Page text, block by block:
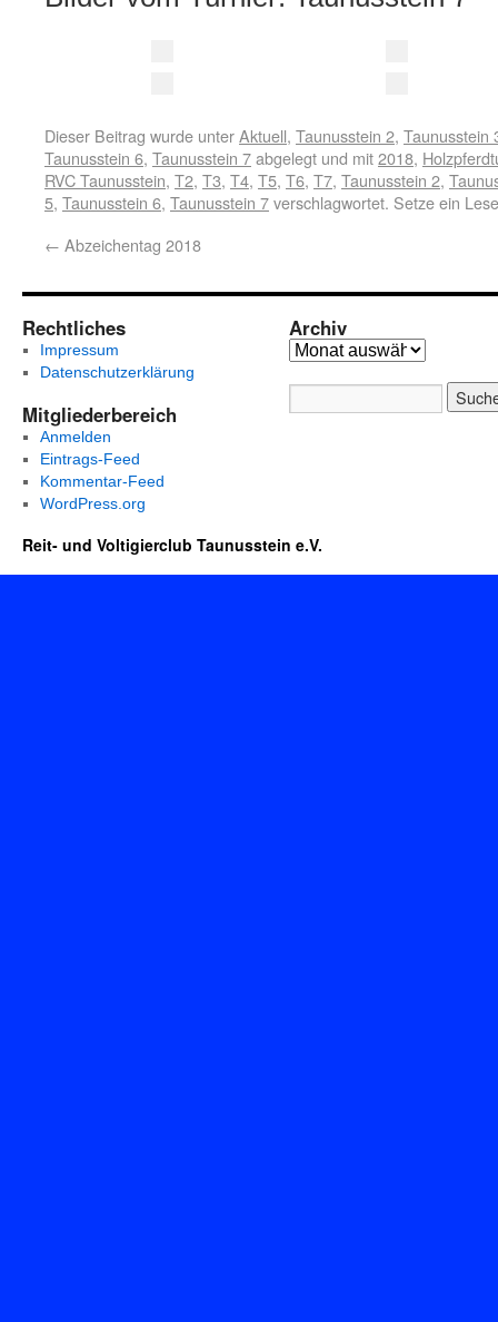
Dieser Beitrag wurde unterAktuell, Taunusstein 2, Taunusstein
Taunusstein 6, Taunusstein 7abgelegt und mit2018,
RVC Taunusstein, T2, T3, T4, T5, T6, T7, Taunusstein 2,
5, Taunusstein 6, Taunusstein 7verschlagwortet. Setze ein
← Abzeichentag 2018
Rechtliches
Impressum
Datenschutzerklärung
Mitgliederbereich
Anmelden
Eintrags-Feed
Kommentar-Feed
WordPress.org
Archiv
Reit- und Voltigierclub Taunusstein e.V.